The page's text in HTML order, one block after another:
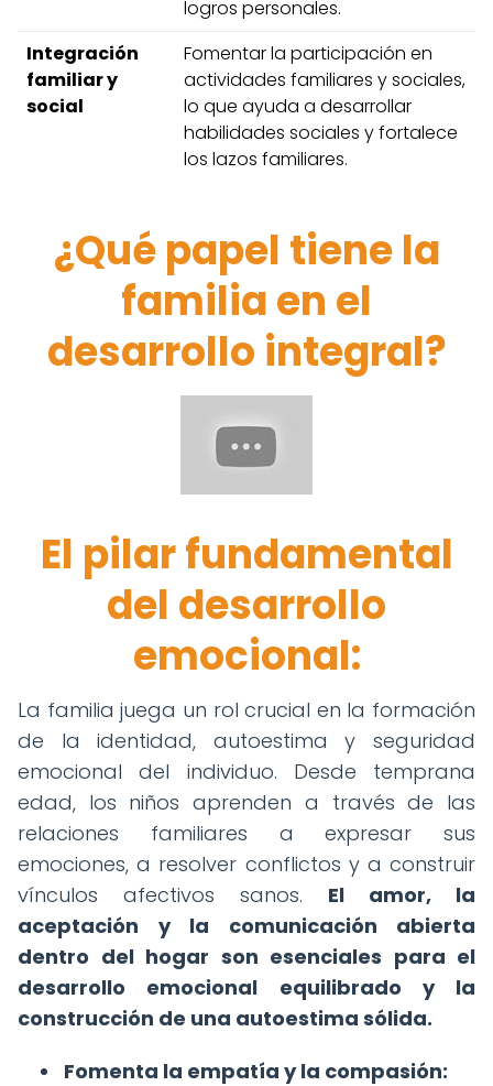
logros personales.
Integración
familiar y
social
Fomentar la participación en
actividades familiares y sociales,
lo que ayuda a desarrollar
habilidades sociales y fortalece
los lazos familiares.
¿Qué papel tiene la
familia en el
desarrollo integral?
El pilar fundamental
del desarrollo
emocional:
La familia juega un rol crucial en la formación
de la identidad, autoestima y seguridad
emocional del individuo. Desde temprana
edad, los niños aprenden a través de las
relaciones familiares a expresar sus
emociones, a resolver conflictos y a construir
vínculos afectivos sanos. El amor, la
aceptación y la comunicación abierta
dentro del hogar son esenciales para el
desarrollo emocional equilibrado y la
construcción de una autoestima sólida.
Fomenta la empatía y la compasión: